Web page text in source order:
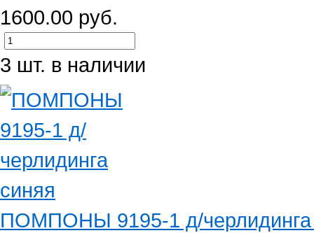
1600.00 руб.
3 шт. в наличии
ПОМПОНЫ 9195-1 д/черлидинга